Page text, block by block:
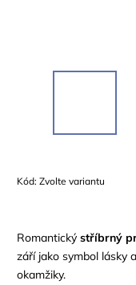
Kód: Zvolte variantu
Romantický stříbrný
září jako symbol lásky
okamžiky.